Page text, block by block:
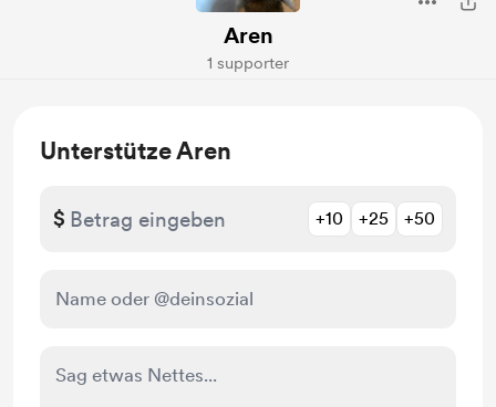
Aren
1 supporter
Unterstütze Aren
$ +10 +25 +50